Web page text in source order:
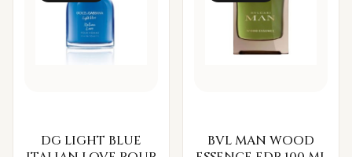
DG LIGHT BLUE
BVL MAN WOOD